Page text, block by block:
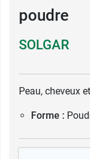
poudre
SOLGAR
Peau, cheveux
Forme :